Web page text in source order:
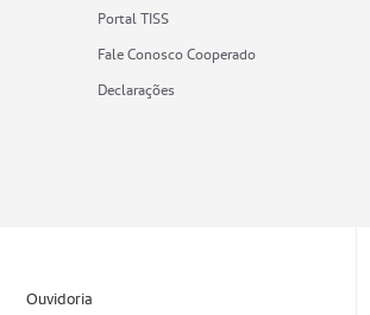
Portal TISS
Fale Conosco Cooperado
Declarações
Ouvidoria